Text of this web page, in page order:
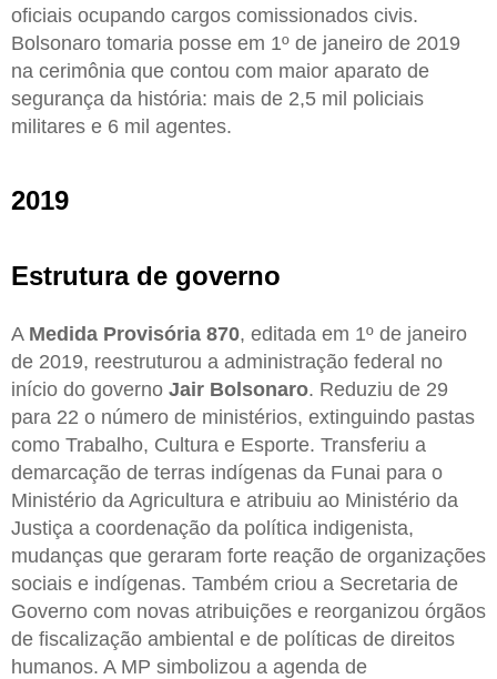
oficiais ocupando cargos comissionados civis.
Bolsonaro tomaria posse em 1º de janeiro de 2019
na cerimônia que contou com maior aparato de
segurança da história: mais de 2,5 mil policiais
militares e 6 mil agentes.
2019
Estrutura de governo
A Medida Provisória 870, editada em 1º de janeiro
de 2019, reestruturou a administração federal no
início do governo Jair Bolsonaro. Reduziu de 29
para 22 o número de ministérios, extinguindo pastas
como Trabalho, Cultura e Esporte. Transferiu a
demarcação de terras indígenas da Funai para o
Ministério da Agricultura e atribuiu ao Ministério da
Justiça a coordenação da política indigenista,
mudanças que geraram forte reação de organizações
sociais e indígenas. Também criou a Secretaria de
Governo com novas atribuições e reorganizou órgãos
de fiscalização ambiental e de políticas de direitos
humanos. A MP simbolizou a agenda de